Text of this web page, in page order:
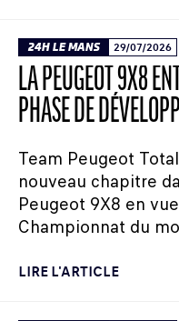
24H LE MANS 29/07/2026
LA PEUGEOT 9X8
PHASE DE
Team Peugeot
nouveau chapitre
Peugeot 9X8 en
Championnat du
LIRE L'ARTICLE